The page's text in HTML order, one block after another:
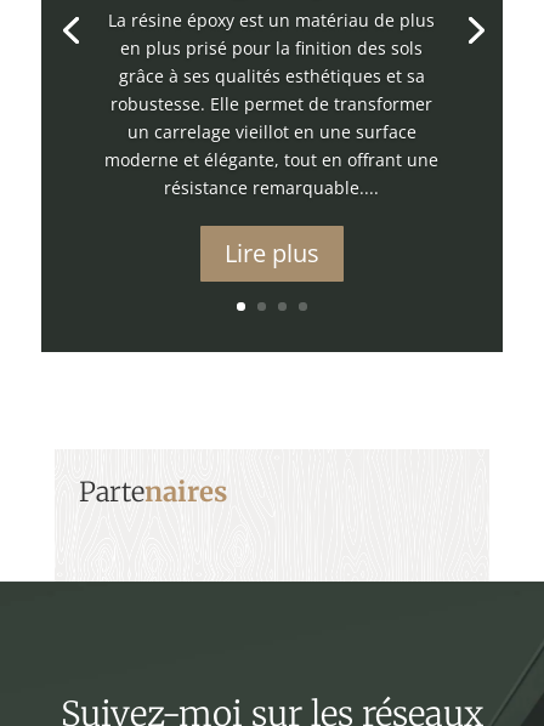
La résine époxy est un matériau de plus
en plus prisé pour la finition des sols
grâce à ses qualités esthétiques et sa
robustesse. Elle permet de transformer
un carrelage vieillot en une surface
moderne et élégante, tout en offrant une
résistance remarquable....
Lire plus
Partenaires
Suivez-moi sur les réseaux